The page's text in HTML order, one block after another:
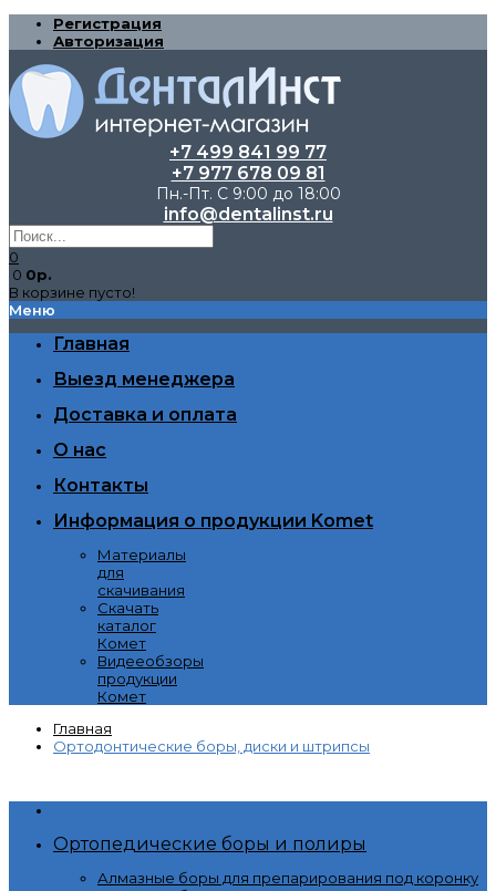
Регистрация
Авторизация
+7 499 841 99 77
+7 977 678 09 81
Пн.-Пт. С 9:00 до 18:00
info@dentalinst.ru
0
0 0р.
В корзине пусто!
Меню
Главная
Выезд менеджера
Доставка и оплата
О нас
Контакты
Информация о продукции Komet
Материалы
для
скачивания
Скачать
каталог
Комет
Видееобзоры
продукции
Комет
Главная
Ортодонтические боры, диски и штрипсы
Ортопедические боры и полиры
Алмазные боры для препарирования под коронку